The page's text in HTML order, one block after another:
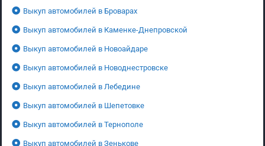
Выкуп автомобилей в Броварах
Выкуп автомобилей в Каменке-Днепровской
Выкуп автомобилей в Новоайдаре
Выкуп автомобилей в Новоднестровске
Выкуп автомобилей в Лебедине
Выкуп автомобилей в Шепетовке
Выкуп автомобилей в Тернополе
Выкуп автомобилей в Зенькове